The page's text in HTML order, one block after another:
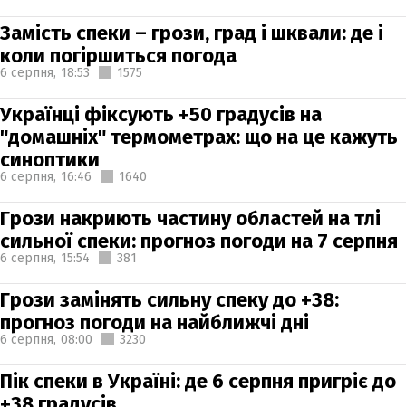
Замість спеки – грози, град і шквали: де і
коли погіршиться погода
6 серпня, 18:53 1575
Українці фіксують +50 градусів на
"домашніх" термометрах: що на це кажуть
синоптики
6 серпня, 16:46 1640
Грози накриють частину областей на тлі
сильної спеки: прогноз погоди на 7 серпня
6 серпня, 15:54 381
Грози замінять сильну спеку до +38:
прогноз погоди на найближчі дні
6 серпня, 08:00 3230
Пік спеки в Україні: де 6 серпня пригріє до